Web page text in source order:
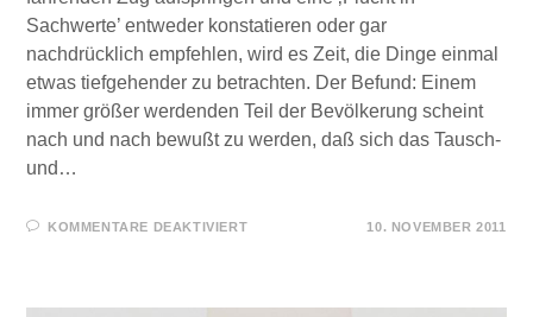
Sachwerte’ entweder konstatieren oder gar
nachdrücklich empfehlen, wird es Zeit, die Dinge einmal
etwas tiefgehender zu betrachten. Der Befund: Einem
immer größer werdenden Teil der Bevölkerung scheint
nach und nach bewußt zu werden, daß sich das Tausch-
und…
KOMMENTARE DEAKTIVIERTFÜR
10. NOVEMBER 2011